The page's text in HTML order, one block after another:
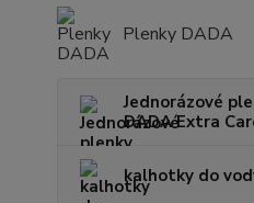
Plenky DADA
Jednorázové
DADA Extra
kalhotky do